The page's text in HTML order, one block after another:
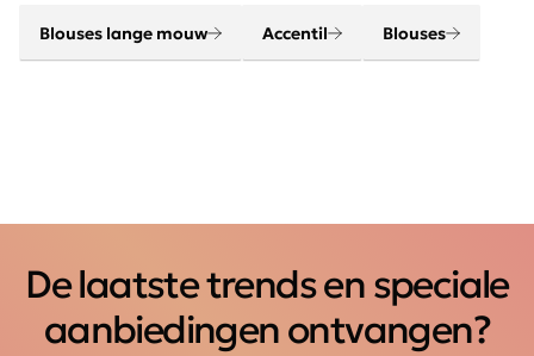
Blouses lange mouw Accentil Blouses
De laatste trends en speciale
aanbiedingen ontvangen?